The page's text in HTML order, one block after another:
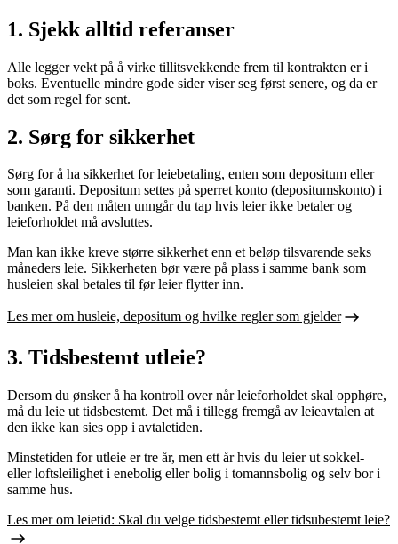
1. Sjekk alltid referanser
Alle legger vekt på å virke tillitsvekkende frem til kontrakten er i
boks. Eventuelle mindre gode sider viser seg først senere, og da er
det som regel for sent.
2. Sørg for sikkerhet
Sørg for å ha sikkerhet for leiebetaling, enten som depositum eller
som garanti. Depositum settes på sperret konto (depositumskonto) i
banken. På den måten unngår du tap hvis leier ikke betaler og
leieforholdet må avsluttes.
Man kan ikke kreve større sikkerhet enn et beløp tilsvarende seks
måneders leie. Sikkerheten bør være på plass i samme bank som
husleien skal betales til før leier flytter inn.
Les mer om husleie, depositum og hvilke regler som gjelder
3. Tidsbestemt utleie?
Dersom du ønsker å ha kontroll over når leieforholdet skal opphøre,
må du leie ut tidsbestemt. Det må i tillegg fremgå av leieavtalen at
den ikke kan sies opp i avtaletiden.
Minstetiden for utleie er tre år, men ett år hvis du leier ut sokkel-
eller loftsleilighet i enebolig eller bolig i tomannsbolig og selv bor i
samme hus.
Les mer om leietid: Skal du velge tidsbestemt eller tidsubestemt leie?